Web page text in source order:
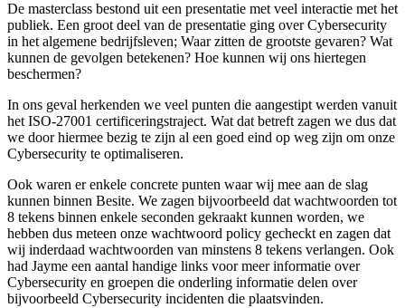
De masterclass bestond uit een presentatie met veel interactie met het
publiek. Een groot deel van de presentatie ging over Cybersecurity
in het algemene bedrijfsleven; Waar zitten de grootste gevaren? Wat
kunnen de gevolgen betekenen? Hoe kunnen wij ons hiertegen
beschermen?
In ons geval herkenden we veel punten die aangestipt werden vanuit
het ISO-27001 certificeringstraject. Wat dat betreft zagen we dus dat
we door hiermee bezig te zijn al een goed eind op weg zijn om onze
Cybersecurity te optimaliseren.
Ook waren er enkele concrete punten waar wij mee aan de slag
kunnen binnen Besite. We zagen bijvoorbeeld dat wachtwoorden tot
8 tekens binnen enkele seconden gekraakt kunnen worden, we
hebben dus meteen onze wachtwoord policy gecheckt en zagen dat
wij inderdaad wachtwoorden van minstens 8 tekens verlangen. Ook
had Jayme een aantal handige links voor meer informatie over
Cybersecurity en groepen die onderling informatie delen over
bijvoorbeeld Cybersecurity incidenten die plaatsvinden.